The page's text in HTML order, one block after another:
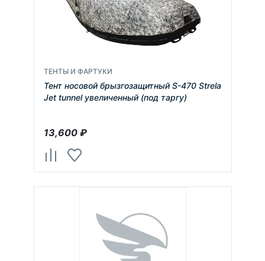
ТЕНТЫ И ФАРТУКИ
Тент носовой брызгозащитный S-470 Strela
Jet tunnel увеличенный (под таргу)
13,600₽